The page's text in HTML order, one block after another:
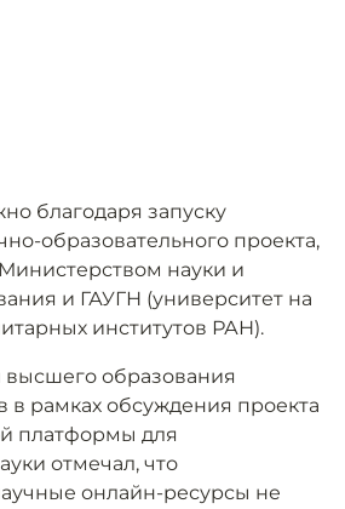
благодаря запуску
образовательного проекта,
науки и
и ГАУГН (университет на
институтов РАН).
образования
в рамках обсуждения проекта
платформы для
отмечал, что
онлайн-ресурсы не